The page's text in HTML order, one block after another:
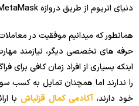
دنیای اتریوم از طریق دروازه MetaMask است.
همانطور که میدانیم موفقیت در
حرفه های تخصصی دیگر، نیازمند
اینکه بسیاری از افراد زمان کافی برای
را ندارند اما همچنان تمایل به کسب
خود دارند،آکادمی کمال قزلباشبا